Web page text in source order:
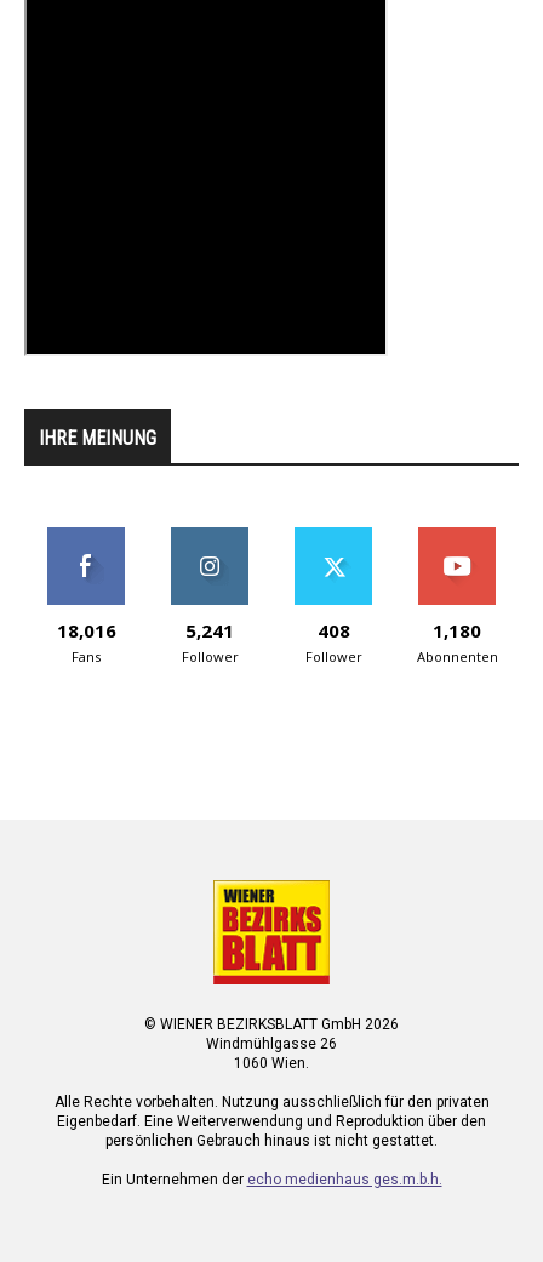
IHRE MEINUNG
18,016
Fans
5,241
Follower
408
Follower
1,180
Abonnenten
© WIENER BEZIRKSBLATT GmbH 2026
Windmühlgasse 26
1060 Wien.
Alle Rechte vorbehalten. Nutzung ausschließlich für den privaten
Eigenbedarf. Eine Weiterverwendung und Reproduktion über den
persönlichen Gebrauch hinaus ist nicht gestattet.
Ein Unternehmen der echo medienhaus ges.m.b.h.